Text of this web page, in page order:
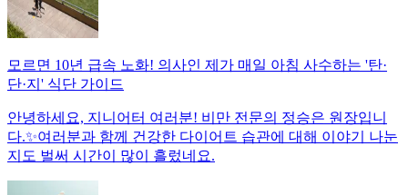
모르면 10년 급속 노화! 의사인 제가 매일 아침 사수하는 '탄·
단·지' 식단 가이드
안녕하세요, 지니어터 여러분! 비만 전문의 정승은 원장입니
다.✨여러분과 함께 건강한 다이어트 습관에 대해 이야기 나눈
지도 벌써 시간이 많이 흘렀네요.